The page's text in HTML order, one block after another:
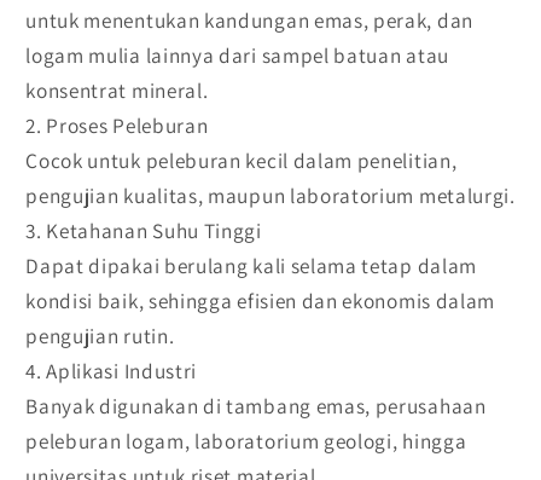
untuk menentukan kandungan emas, perak, dan
logam mulia lainnya dari sampel batuan atau
konsentrat mineral.
2. Proses Peleburan
Cocok untuk peleburan kecil dalam penelitian,
pengujian kualitas, maupun laboratorium metalurgi.
3. Ketahanan Suhu Tinggi
Dapat dipakai berulang kali selama tetap dalam
kondisi baik, sehingga efisien dan ekonomis dalam
pengujian rutin.
4. Aplikasi Industri
Banyak digunakan di tambang emas, perusahaan
peleburan logam, laboratorium geologi, hingga